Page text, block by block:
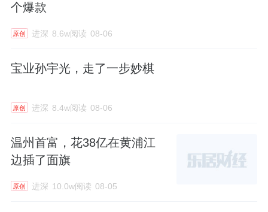
个爆款
原创 进深 8.6w阅读 08-06
宝业孙宇光，走了一步妙棋
原创 进深 8.4w阅读 08-06
温州首富，花38亿在黄浦江
边插了面旗
原创 进深 10.0w阅读 08-05